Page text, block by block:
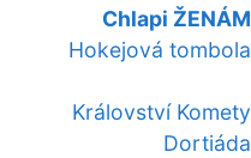
Chlapi ŽENÁM
Hokejová tombola
Království Komety
Dortiáda